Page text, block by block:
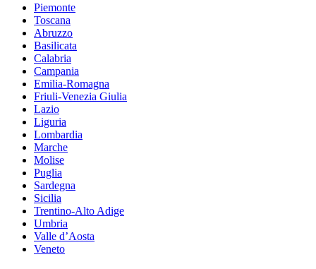
Piemonte
Toscana
Abruzzo
Basilicata
Calabria
Campania
Emilia-Romagna
Friuli-Venezia Giulia
Lazio
Liguria
Lombardia
Marche
Molise
Puglia
Sardegna
Sicilia
Trentino-Alto Adige
Umbria
Valle d’Aosta
Veneto